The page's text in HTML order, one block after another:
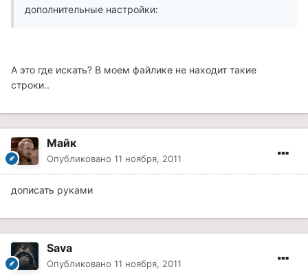
дополнительные настройки:
А это где искать? В моем файлике не находит такие
строки..
Майк
Опубликовано 11 ноября, 2011
дописать руками
Sava
Опубликовано 11 ноября, 2011